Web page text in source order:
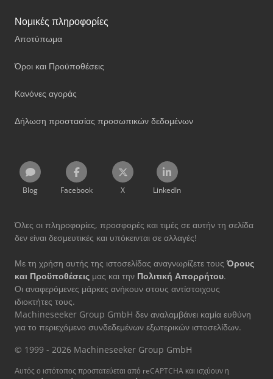
Νομικές πληροφορίες
Αποτύπωμα
Όροι και Προϋποθέσεις
Κανόνες αγοράς
Δήλωση προστασίας προσωπικών δεδομένων
Blog Facebook X LinkedIn
Όλες οι πληροφορίες, προσφορές και τιμές σε αυτήν τη σελίδα
δεν είναι δεσμευτικές και υπόκεινται σε αλλαγές!
Με τη χρήση αυτής της ιστοσελίδας αναγνωρίζετε τους Όρους
και Προϋποθέσεις μας και την Πολιτική Απορρήτου.
Οι αναφερόμενες μάρκες ανήκουν στους αντίστοιχους
ιδιοκτήτες τους.
Machineseeker Group GmbH δεν αναλαμβάνει καμία ευθύνη
για το περιεχόμενο συνδεδεμένων εξωτερικών ιστοσελίδων.
© 1999 - 2026 Machineseeker Group GmbH
Αυτός ο ιστότοπος προστατεύεται από reCAPTCHA και ισχύουν η